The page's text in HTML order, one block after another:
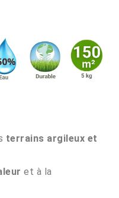
terrains argileux et
et à la